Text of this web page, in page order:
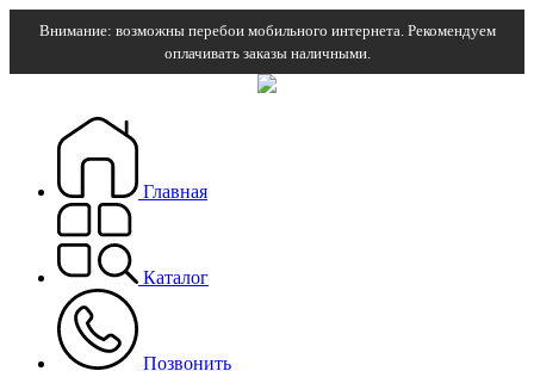
Внимание: возможны перебои мобильного интернета. Рекомендуем
оплачивать заказы наличными.
Главная
Каталог
Позвонить